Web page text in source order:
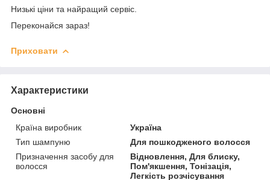
Низькі ціни та найращий сервіс.
Переконайся зараз!
Приховати
Характеристики
Основні
Країна виробник
Україна
Тип шампуню
Для пошкодженого волосся
Призначення засобу для
волосся
Відновлення, Для блиску,
Пом'якшення, Тонізація,
Легкість розчісування